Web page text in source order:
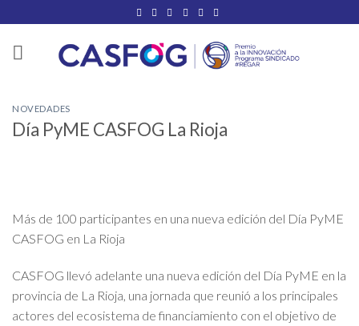
al
contenido
NOVEDADES
Día PyME CASFOG La Rioja
Más de 100 participantes en una nueva edición del Día PyME
CASFOG en La Rioja
CASFOG llevó adelante una nueva edición del Día PyME en la
provincia de La Rioja, una jornada que reunió a los principales
actores del ecosistema de financiamiento con el objetivo de